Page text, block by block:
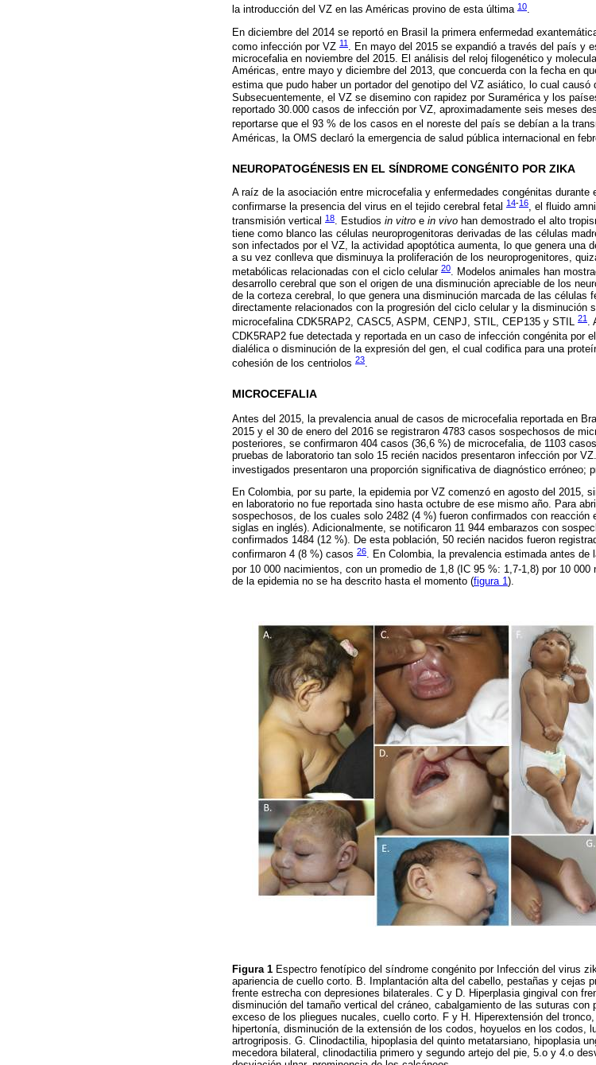
la introducción del VZ en las Américas provino de esta última 10.
En diciembre del 2014 se reportó en Brasil la primera enfermedad
como infección por VZ 11 . En mayo del 2015 se expandió a través del país y
microcefalia en noviembre del 2015. El análisis del reloj filogenético y
Américas, entre mayo y diciembre del 2013, que concuerda con la fecha en
estima que pudo haber un portador del genotipo del VZ asiático, lo cual causó
Subsecuentemente, el VZ se disemino con rapidez por Suramérica y los
reportado 30.000 casos de infección por VZ, aproximadamente seis meses
reportarse que el 93 % de los casos en el noreste del país se debían a la
Américas, la OMS declaró la emergencia de salud pública internacional en
NEUROPATOGÉNESIS EN EL SÍNDROME CONGÉNITO POR ZIKA
A raíz de la asociación entre microcefalia y enfermedades congénitas
confirmarse la presencia del virus en el tejido cerebral fetal 14-16, el fluido
transmisión vertical 18. Estudios in vitro e in vivo han demostrado el alto
tiene como blanco las células neuroprogenitoras derivadas de las células
son infectados por el VZ, la actividad apoptótica aumenta, lo que genera una
a su vez conlleva que disminuya la proliferación de los neuroprogenitores,
metabólicas relacionadas con el ciclo celular 20
. Modelos animales han
desarrollo cerebral que son el origen de una disminución apreciable de los
de la corteza cerebral, lo que genera una disminución marcada de las células
directamente relacionados con la progresión del ciclo celular y la disminución
microcefalina CDK5RAP2, CASC5, ASPM, CENPJ, STIL, CEP135 y STIL 21 .
CDK5RAP2 fue detectada y reportada en un caso de infección congénita por
dialélica o disminución de la expresión del gen, el cual codifica para una
cohesión de los centriolos 23.
MICROCEFALIA
Antes del 2015, la prevalencia anual de casos de microcefalia reportada en
2015 y el 30 de enero del 2016 se registraron 4783 casos sospechosos de
posteriores, se confirmaron 404 casos (36,6 %) de microcefalia, de 1103
pruebas de laboratorio tan solo 15 recién nacidos presentaron infección por
investigados presentaron una proporción significativa de diagnóstico erróneo;
En Colombia, por su parte, la epidemia por VZ comenzó en agosto del 2015,
en laboratorio no fue reportada sino hasta octubre de ese mismo año. Para
sospechosos, de los cuales solo 2482 (4 %) fueron confirmados con reacción
siglas en inglés). Adicionalmente, se notificaron 11 944 embarazos con
confirmados 1484 (12 %). De esta población, 50 recién nacidos fueron
confirmaron 4 (8 %) casos 26. En Colombia, la prevalencia estimada antes
por 10 000 nacimientos, con un promedio de 1,8 (IC 95 %: 1,7-1,8) por 10 000
de la epidemia no se ha descrito hasta el momento (figura 1).
Figura 1 Espectro fenotípico del síndrome congénito por Infección del virus
apariencia de cuello corto. B. Implantación alta del cabello, pestañas y cejas
frente estrecha con depresiones bilaterales. C y D. Hiperplasia gingival con
disminución del tamaño vertical del cráneo, cabalgamiento de las suturas con
exceso de los pliegues nucales, cuello corto. F y H. Hiperextensión del
hipertonía, disminución de la extensión de los codos, hoyuelos en los codos,
artrogriposis. G. Clinodactilia, hipoplasia del quinto metatarsiano, hipoplasia
mecedora bilateral, clinodactilia primero y segundo artejo del pie, 5.o y 4.o